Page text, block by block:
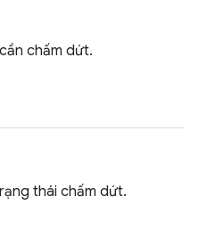
chấm dứt.
thái chấm dứt.